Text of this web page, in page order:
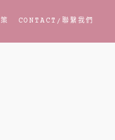
CONTACT /聯繫我們